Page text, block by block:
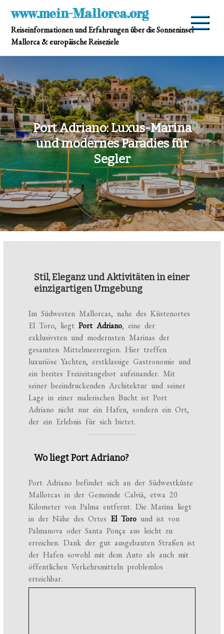
content
www.mein-Mallorca.org
Reiseinformationen und Erfahrungen über die Sonneninsel
Mallorca & europäische Reiseziele
Port Adriano: Luxus-Marina
und modernes Paradies für
Segler
Stil, Eleganz und Aktivitäten in einer
einzigartigen Umgebung
Im Südwesten Mallorcas, nahe des Küstenortes
El Toro, liegtPort Adriano, eine der
exklusivsten und modernsten Marinas der
gesamten Mittelmeerregion. Hier treffen
luxuriöse Yachten, erstklassige Gastronomie und
ein breites Freizeitangebot aufeinander. Mit
seiner beeindruckenden Architektur und seiner
Lage in einer malerischen Bucht ist Port
Adriano nicht nur ein Hafen, sondern ein Ort,
der ein Erlebnis für sich bietet.
Wo liegt Port Adriano?
Port Adriano befindet sich an der Südwestküste
Mallorcas in der Gemeinde Calvià, etwa 20
Kilometer von Palma entfernt. Die Marina liegt
in der Nähe des Ortes El Toro und ist von
Palmanova oder Santa Ponça aus leicht zu
erreichen. Dank der gut ausgebauten Straßen ist
der Hafen sowohl mit dem Auto als auch mit
öffentlichen Verkehrsmitteln problemlos
erreichbar.